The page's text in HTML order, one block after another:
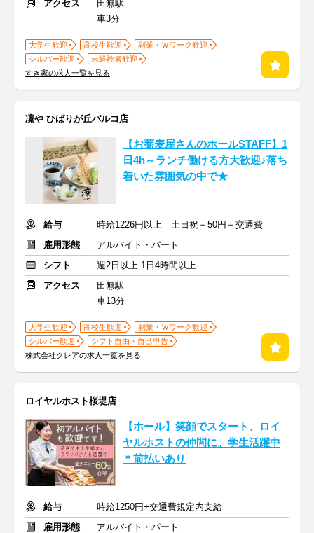
アクセス
田無駅
車3分
大学生歓迎 高校生歓迎
副業・Ｗワーク歓迎
シルバー歓迎
未経験者歓迎
すき家の求人一覧を見る
凜や ひばりが丘パルコ店
【お蕎麦屋さんのホールSTAFF】1
日4h～ランチ働ける方大歓迎♪落ち
着いた雰囲気の中で★
給与
時給1226円以上 土日祝＋50円＋交通費
雇用形態
アルバイト・パート
シフト
週2日以上 1日4時間以上
アクセス
田無駅
車13分
大学生歓迎 高校生歓迎
副業・Ｗワーク歓迎
シルバー歓迎
シフト自由・自己申告
株式会社クレアの求人一覧を見る
ロイヤルホスト桜堤店
【ホール】笑顔でスタート、ロイ
ヤルホストの仲間に。学生活躍中
＊前払いあり
給与
時給1250円+交通費規定内支給
雇用形態
アルバイト・パート